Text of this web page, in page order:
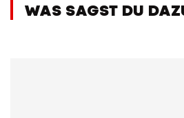
WAS SAGST DU